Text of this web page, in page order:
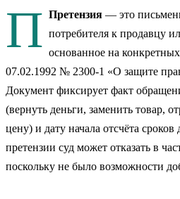
П Претензия — это
потребителя к продавцу
основанное на
07.02.1992 № 2300-1 «О защите
Документ фиксирует факт
(вернуть деньги, заменить товар,
цену) и дату начала отсчёта сроков
претензии суд может отказать в
поскольку не было возможности